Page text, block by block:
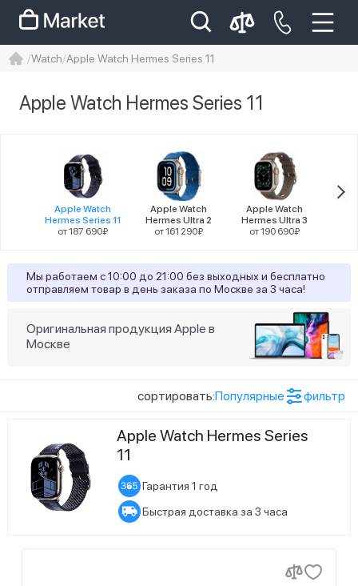
Iphone 14 pro max
айфон 14
Watch Apple Watch Hermes Series 11
Apple Watch Hermes Series 11
Apple Watch
Hermes Series 11
от 187 690₽
Apple Watch
Hermes Ultra 2
от 161 290₽
Apple Watch
Hermes Ultra 3
от 190 690₽
Мы работаем с 10:00 до 21:00 без выходных и бесплатно
отправляем товар в день заказа по Москве за 3 часа!
Оригинальная продукция Apple в
Москве
сортировать:Популярные фильтр
416x496
Статус наличия
1
Apple Watch Hermes Series
11
Гарантия 1 год
Быстрая доставка за 3 часа